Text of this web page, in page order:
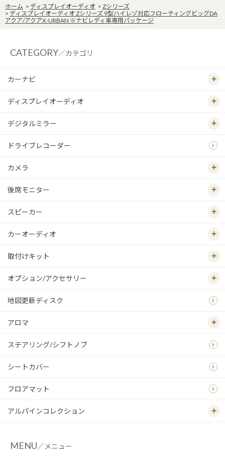
ホーム > ディスプレイオーディオ > Zシリーズ
> ディスプレイオーディオ Zシリーズ 9型ハイレゾ対応フローティングビッグDA
アクア/アクアX-URBAN ※ナビレディ車専用パッケージ
CATEGORY／カテゴリ
カーナビ
ディスプレイオーディオ
デジタルミラー
ドライブレコーダー
カメラ
後席モニター
スピーカー
カーオーディオ
取付けキット
オプション/アクセサリー
地図更新ディスク
アロマ
ステアリング/シフトノブ
シートカバー
フロアマット
アルパインコレクション
MENU／メニュー